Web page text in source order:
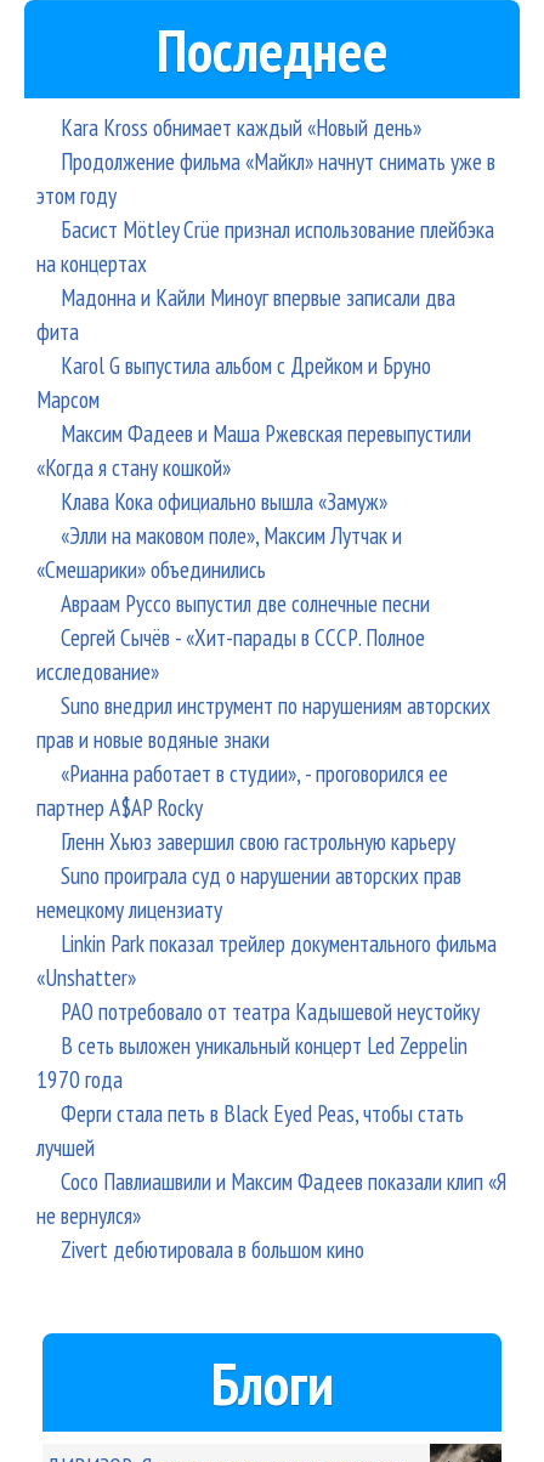
Последнее
Kara Kross обнимает каждый «Новый день»
Продолжение фильма «Майкл» начнут снимать уже в
этом году
Басист Mötley Crüe признал использование плейбэка
на концертах
Мадонна и Кайли Миноуг впервые записали два
фита
Karol G выпустила альбом с Дрейком и Бруно
Марсом
Максим Фадеев и Маша Ржевская перевыпустили
«Когда я стану кошкой»
Клава Кока официально вышла «Замуж»
«Элли на маковом поле», Максим Лутчак и
«Смешарики» объединились
Авраам Руссо выпустил две солнечные песни
Сергей Сычёв - «Хит-парады в СССР. Полное
исследование»
Suno внедрил инструмент по нарушениям авторских
прав и новые водяные знаки
«Рианна работает в студии», - проговорился ее
партнер A$AP Rocky
Гленн Хьюз завершил свою гастрольную карьеру
Suno проиграла суд о нарушении авторских прав
немецкому лицензиату
Linkin Park показал трейлер документального фильма
«Unshatter»
РАО потребовало от театра Кадышевой неустойку
В сеть выложен уникальный концерт Led Zeppelin
1970 года
Ферги стала петь в Black Eyed Peas, чтобы стать
лучшей
Сосо Павлиашвили и Максим Фадеев показали клип «Я
не вернулся»
Zivert дебютировала в большом кино
Блоги